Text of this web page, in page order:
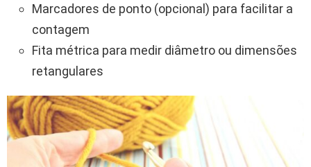
Marcadores de ponto (opcional) para facilitar a
contagem
Fita métrica para medir diâmetro ou dimensões
retangulares